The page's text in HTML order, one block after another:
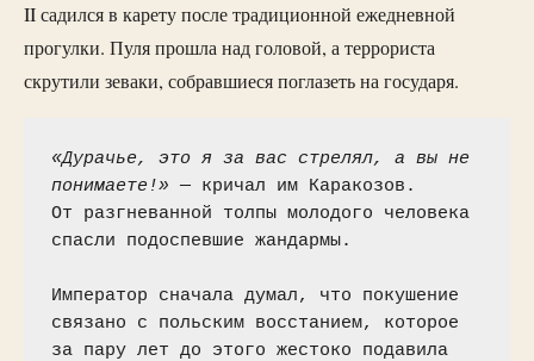
II садился в карету после традиционной ежедневной
прогулки. Пуля прошла над головой, а террориста
скрутили зеваки, собравшиеся поглазеть на государя.
«Дурачье, это я за вас стрелял, а вы не
понимаете!» — кричал им Каракозов.
От разгневанной толпы молодого человека
спасли подоспевшие жандармы.
Император сначала думал, что покушение
связано с польским восстанием, которое
за пару лет до этого жестоко подавила